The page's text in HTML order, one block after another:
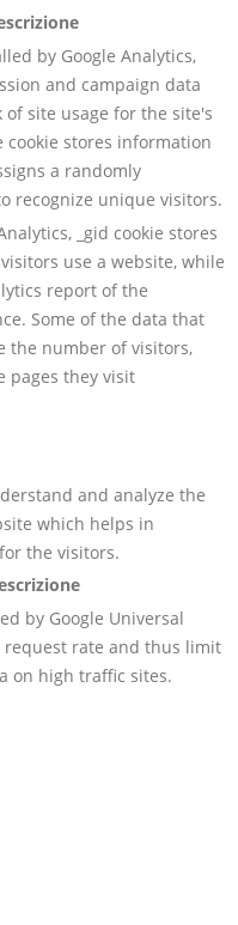
by Google Analytics,
and campaign data
of site usage for the site's
cookie stores information
a randomly
recognize unique visitors.
_gid cookie stores
use a website, while
report of the
Some of the data that
the number of visitors,
pages they visit
and analyze the
which helps in
the visitors.
by Google Universal
rate and thus limit
on high traffic sites.